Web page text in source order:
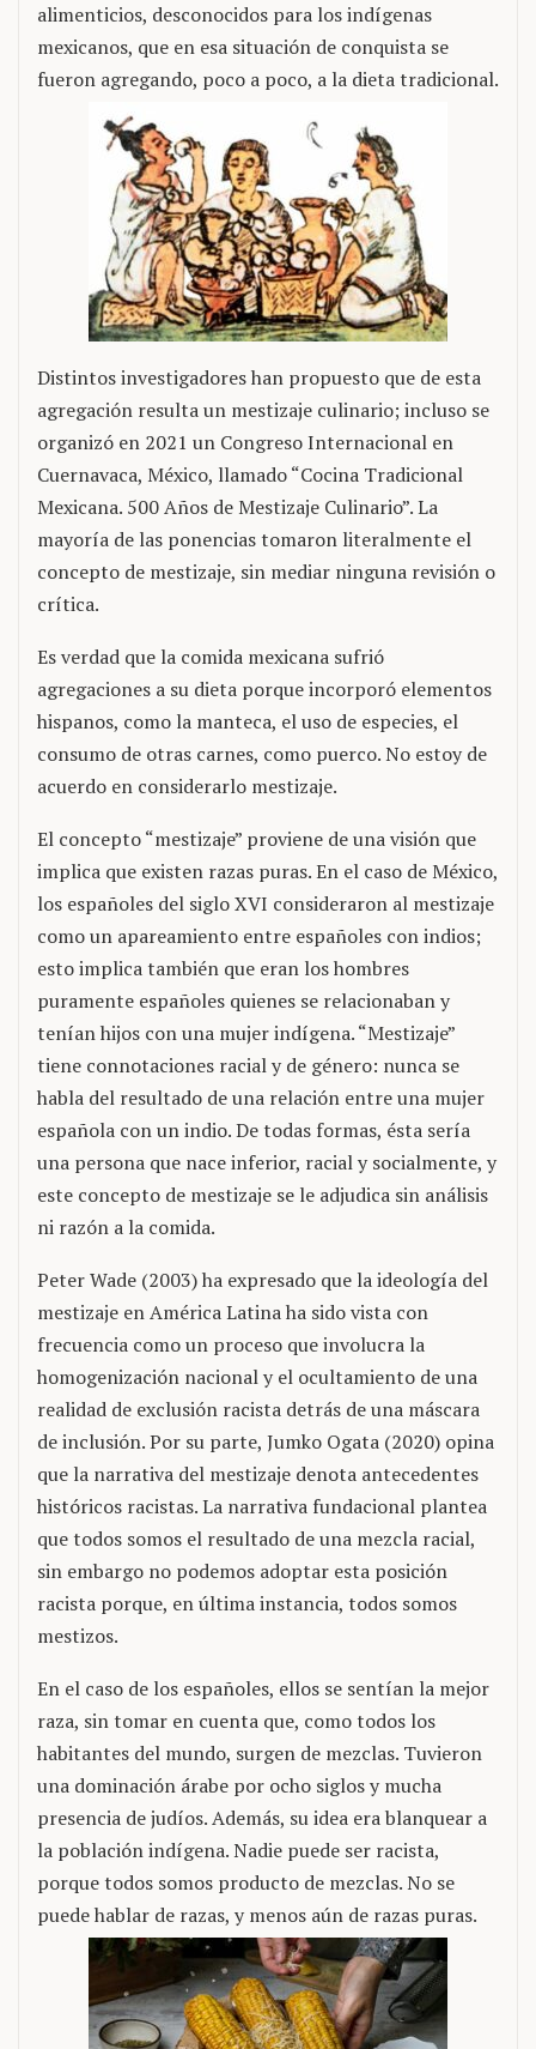
alimenticios, desconocidos para los indígenas
mexicanos, que en esa situación de conquista se
fueron agregando, poco a poco, a la dieta tradicional.
Distintos investigadores han propuesto que de esta
agregación resulta un mestizaje culinario; incluso se
organizó en 2021 un Congreso Internacional en
Cuernavaca, México, llamado “Cocina Tradicional
Mexicana. 500 Años de Mestizaje Culinario”. La
mayoría de las ponencias tomaron literalmente el
concepto de mestizaje, sin mediar ninguna revisión o
crítica.
Es verdad que la comida mexicana sufrió
agregaciones a su dieta porque incorporó elementos
hispanos, como la manteca, el uso de especies, el
consumo de otras carnes, como puerco. No estoy de
acuerdo en considerarlo mestizaje.
El concepto “mestizaje” proviene de una visión que
implica que existen razas puras. En el caso de México,
los españoles del siglo XVI consideraron al mestizaje
como un apareamiento entre españoles con indios;
esto implica también que eran los hombres
puramente españoles quienes se relacionaban y
tenían hijos con una mujer indígena. “Mestizaje”
tiene connotaciones racial y de género: nunca se
habla del resultado de una relación entre una mujer
española con un indio. De todas formas, ésta sería
una persona que nace inferior, racial y socialmente, y
este concepto de mestizaje se le adjudica sin análisis
ni razón a la comida.
Peter Wade (2003) ha expresado que la ideología del
mestizaje en América Latina ha sido vista con
frecuencia como un proceso que involucra la
homogenización nacional y el ocultamiento de una
realidad de exclusión racista detrás de una máscara
de inclusión. Por su parte, Jumko Ogata (2020) opina
que la narrativa del mestizaje denota antecedentes
históricos racistas. La narrativa fundacional plantea
que todos somos el resultado de una mezcla racial,
sin embargo no podemos adoptar esta posición
racista porque, en última instancia, todos somos
mestizos.
En el caso de los españoles, ellos se sentían la mejor
raza, sin tomar en cuenta que, como todos los
habitantes del mundo, surgen de mezclas. Tuvieron
una dominación árabe por ocho siglos y mucha
presencia de judíos. Además, su idea era blanquear a
la población indígena. Nadie puede ser racista,
porque todos somos producto de mezclas. No se
puede hablar de razas, y menos aún de razas puras.